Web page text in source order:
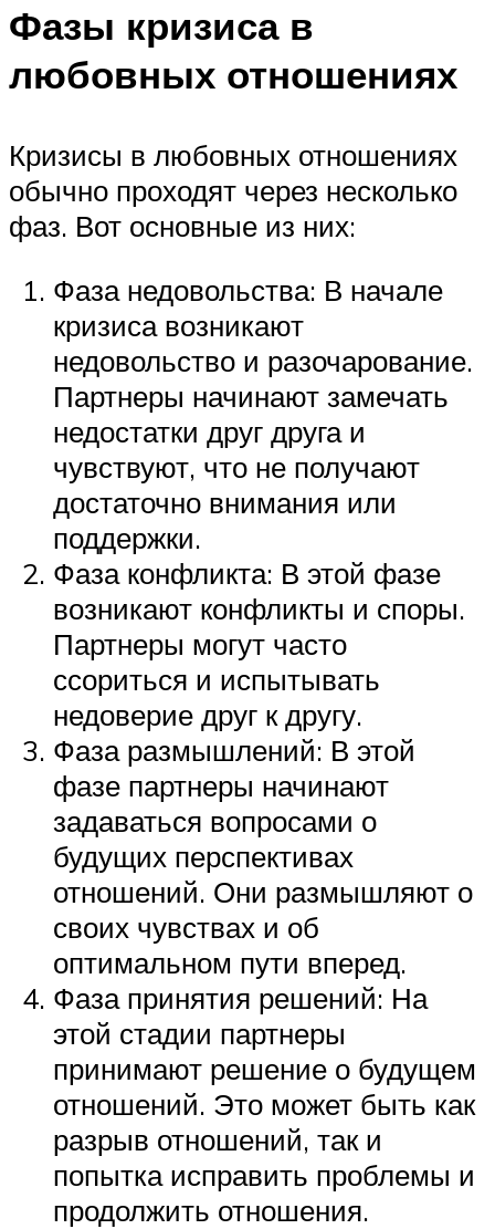
Фазы кризиса в
любовных отношениях
Кризисы в любовных отношениях
обычно проходят через несколько
фаз. Вот основные из них:
Фаза недовольства: В начале
кризиса возникают
недовольство и разочарование.
Партнеры начинают замечать
недостатки друг друга и
чувствуют, что не получают
достаточно внимания или
поддержки.
Фаза конфликта: В этой фазе
возникают конфликты и споры.
Партнеры могут часто
ссориться и испытывать
недоверие друг к другу.
Фаза размышлений: В этой
фазе партнеры начинают
задаваться вопросами о
будущих перспективах
отношений. Они размышляют о
своих чувствах и об
оптимальном пути вперед.
Фаза принятия решений: На
этой стадии партнеры
принимают решение о будущем
отношений. Это может быть как
разрыв отношений, так и
попытка исправить проблемы и
продолжить отношения.